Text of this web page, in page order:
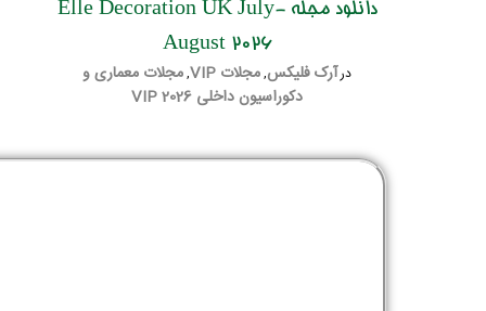
دانلود مجله Elle Decoration UK July-
August 2026
درآرک فلیکس,مجلات VIP ,مجلات معماری و
دکوراسیون داخلی 2026 VIP